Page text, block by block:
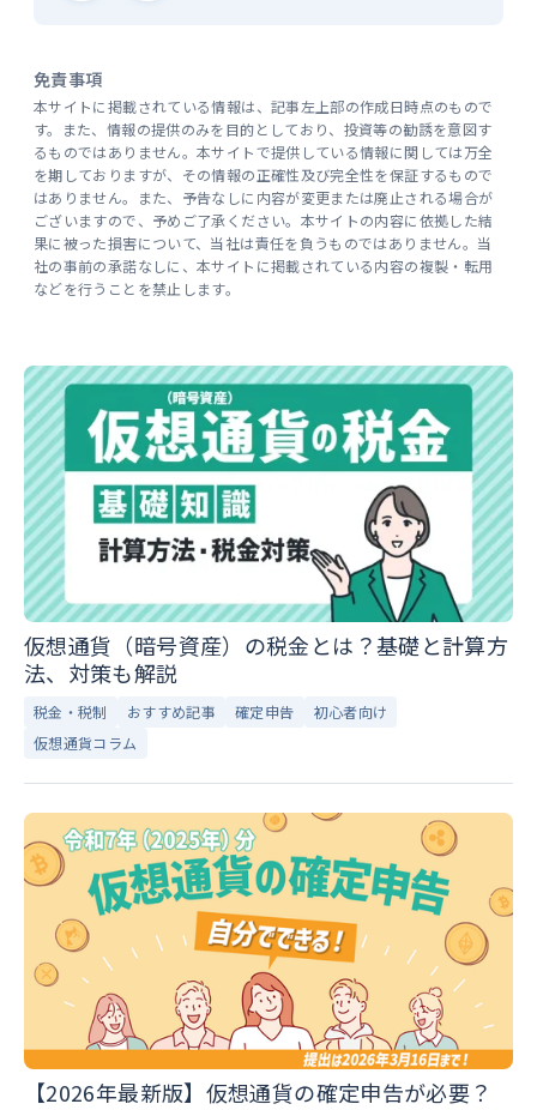
免責事項
本サイトに掲載されている情報は、記事左上部の作成日時点のもので
す。また、情報の提供のみを目的としており、投資等の勧誘を意図す
るものではありません。本サイトで提供している情報に関しては万全
を期しておりますが、その情報の正確性及び完全性を保証するもので
はありません。また、予告なしに内容が変更または廃止される場合が
ございますので、予めご了承ください。本サイトの内容に依拠した結
果に被った損害について、当社は責任を負うものではありません。当
社の事前の承諾なしに、本サイトに掲載されている内容の複製・転用
などを行うことを禁止します。
仮想通貨（暗号資産）の税金とは？基礎と計算方
法、対策も解説
税金・税制 おすすめ記事 確定申告
初心者向け
仮想通貨コラム
【2026年最新版】仮想通貨の確定申告が必要？